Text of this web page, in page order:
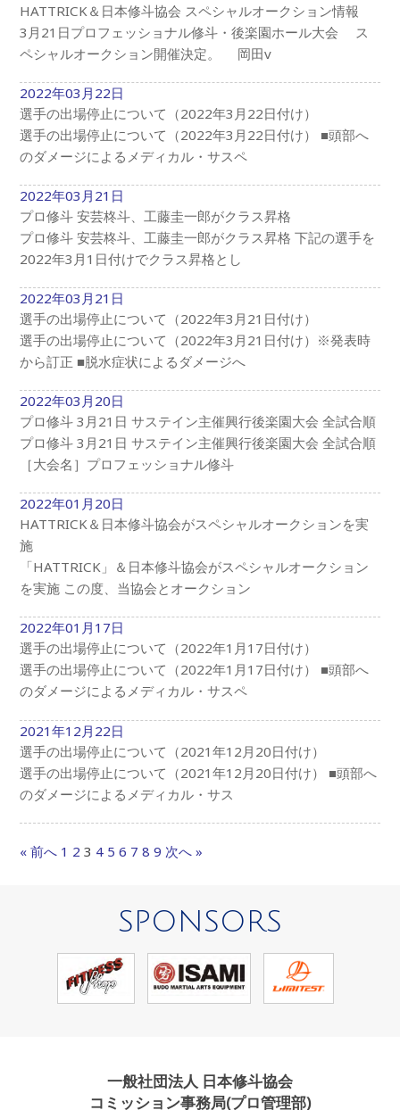
HATTRICK＆日本修斗協会 スペシャルオークション情報
3月21日プロフェッショナル修斗・後楽園ホール大会 ス
ペシャルオークション開催決定。 岡田v
2022年03月22日
選手の出場停止について（2022年3月22日付け）
選手の出場停止について（2022年3月22日付け） ■頭部へ
のダメージによるメディカル・サスペ
2022年03月21日
プロ修斗 安芸柊斗、工藤圭一郎がクラス昇格
プロ修斗 安芸柊斗、工藤圭一郎がクラス昇格 下記の選手を
2022年3月1日付けでクラス昇格とし
2022年03月21日
選手の出場停止について（2022年3月21日付け）
選手の出場停止について（2022年3月21日付け）※発表時
から訂正 ■脱水症状によるダメージへ
2022年03月20日
プロ修斗 3月21日 サステイン主催興行後楽園大会 全試合順
プロ修斗 3月21日 サステイン主催興行後楽園大会 全試合順
［大会名］プロフェッショナル修斗
2022年01月20日
HATTRICK＆日本修斗協会がスペシャルオークションを実
施
「HATTRICK」＆日本修斗協会がスペシャルオークション
を実施 この度、当協会とオークション
2022年01月17日
選手の出場停止について（2022年1月17日付け）
選手の出場停止について（2022年1月17日付け） ■頭部へ
のダメージによるメディカル・サスペ
2021年12月22日
選手の出場停止について（2021年12月20日付け）
選手の出場停止について（2021年12月20日付け） ■頭部へ
のダメージによるメディカル・サス
« 前へ 1 2 3 4 5 6 7 8 9 次へ »
SPONSORS
一般社団法人 日本修斗協会
コミッション事務局(プロ管理部)